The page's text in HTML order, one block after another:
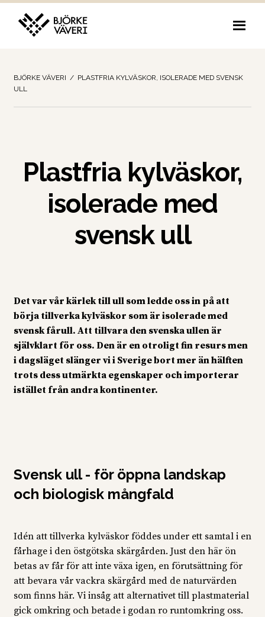
Hoppa
Hoppa
BJÖRKE VÄVERI / PLASTFRIA KYLVÄSKOR, ISOLERADE MED SVENSK
ULL
Plastfria kylväskor,
isolerade med
svensk ull
Det var vår kärlek till ull som ledde oss in på att
börja tillverka kylväskor som är isolerade med
svensk fårull. Att tillvara den svenska ullen är
självklart för oss. Den är en otroligt fin resurs men
i dagsläget slänger vi i Sverige bort mer än hälften
trots dess utmärkta egenskaper och importerar
istället från andra kontinenter.
Svensk ull - för öppna landskap
och biologisk mångfald
Idén att tillverka kylväskor föddes under ett samtal i en
fårhage i den östgötska skärgården. Just den här ön
betas av får för att inte växa igen, en förutsättning för
att bevara vår vackra skärgård med de naturvärden
som finns här. Vi insåg att alternativet till plastmaterial
gick omkring och betade i godan ro runtomkring oss.